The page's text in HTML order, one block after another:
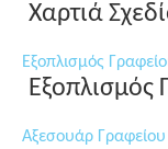
Χαρτιά
Εξοπλισμός
Εξοπλισμός
Αξεσουάρ Γραφείου